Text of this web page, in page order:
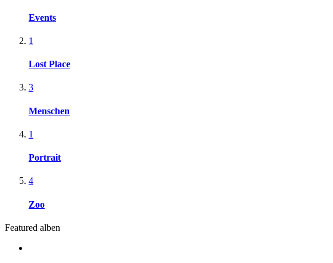
Events
1
Lost Place
3
Menschen
1
Portrait
4
Zoo
Featured alben